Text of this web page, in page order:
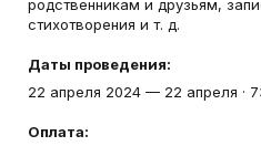
родственникам и друзьям,
стихотворения и т. д.
Даты проведения:
22 апреля 2024 — 22 апреля ·
Оплата: